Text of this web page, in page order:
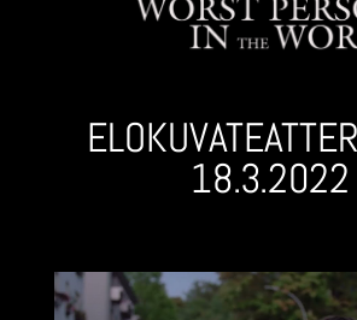
18.3.2022